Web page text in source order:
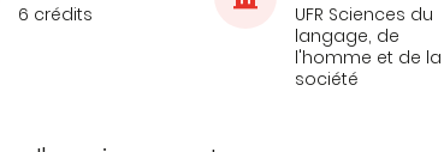
6 crédits
UFR Sciences du
langage, de
l'homme et de la
société